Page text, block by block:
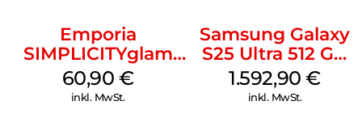
Emporia
SIMPLICITYglam
Weiss
60,90 €
inkl. MwSt.
Samsung Galaxy
S25 Ultra 512 GB
Titanium
Silverblue
1.592,90€
inkl. MwSt.